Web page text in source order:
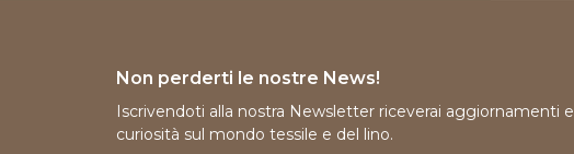
Non perderti le nostre News!
Iscrivendoti alla nostra Newsletter riceverai aggiornamenti e
curiosità sul mondo tessile e del lino.